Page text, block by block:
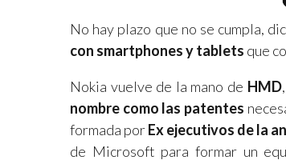
No hay plazo que no se cumpla,
con smartphones y tablets que
Nokia vuelve de la mano de HMD
nombre como las patentes
formada porEx ejecutivos de la
de Microsoft para formar un